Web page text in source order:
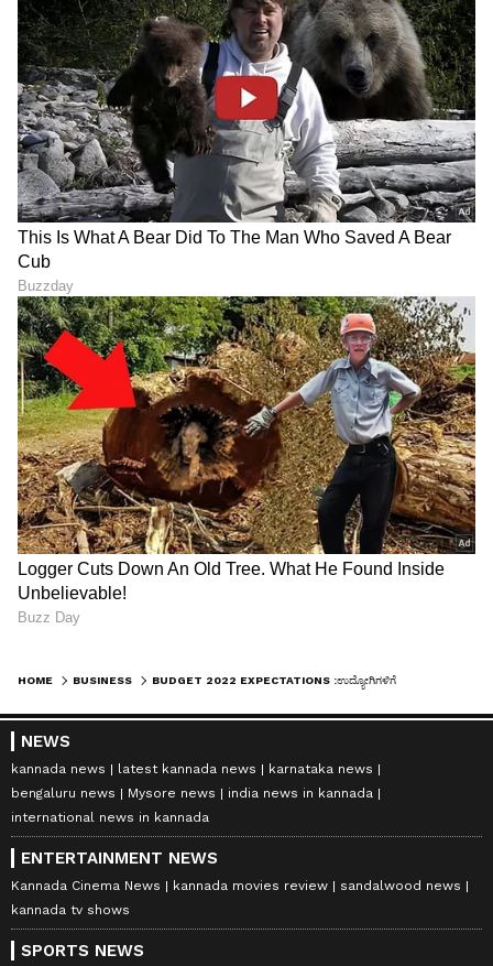
HOME BUSINESS
NEWS
kannada news latest kannada news
karnataka news
bengaluru news
Mysore news
india news in kannada
international news in kannada
ENTERTAINMENT NEWS
Kannada Cinema News kannada movies review
sandalwood news
kannada tv shows
SPORTS NEWS